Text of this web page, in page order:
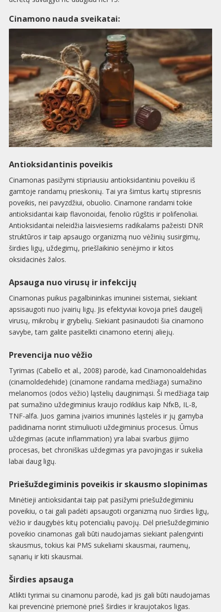
Cinamono nauda sveikatai:
Antioksidantinis poveikis
Cinamonas pasižymi stipriausiu antioksidantiniu poveikiu iš
gamtoje randamų prieskonių. Tai yra šimtus kartų stipresnis
poveikis, nei pavyzdžiui, obuolio. Cinamone randami tokie
antioksidantai kaip flavonoidai, fenolio rūgštis ir polifenoliai.
Antioksidantai neleidžia laisviesiems radikalams pažeisti DNR
struktūros ir taip apsaugo organizmą nuo vėžinių susirgimų,
širdies ligų, uždegimų, priešlaikinio senėjimo ir kitos
oksidacinės žalos.
Apsauga nuo virusų ir infekcijų
Cinamonas puikus pagalbininkas imuninei sistemai, siekiant
apsisaugoti nuo įvairių ligų. Jis efektyviai kovoja prieš daugelį
virusų, mikrobų ir grybelių. Siekiant pasinaudoti šia cinamono
savybe, tam galite pasitelkti cinamono eterinį aliejų.
Prevencija nuo vėžio
Tyrimas (Cabello et al., 2008) parodė, kad Cinamonoaldehidas
(cinamoldedehide) (cinamone randama medžiaga) sumažino
melanomos (odos vėžio) ląstelių dauginimąsi. Ši medžiaga taip
pat sumažino uždegiminius kraujo rodiklius kaip NfκB, IL-8,
TNF-alfa. Juos gamina įvairios imuninės ląstelės ir jų gamyba
padidinama norint stimuliuoti uždegiminius procesus. Ūmus
uždegimas (acute inflammation) yra labai svarbus gijimo
procesas, bet chroniškas uždegimas yra pavojingas ir sukelia
labai daug ligų.
Priešuždegiminis poveikis ir skausmo slopinimas
Minėtieji antioksidantai taip pat pasižymi priešuždegiminiu
poveikiu, o tai gali padėti apsaugoti organizmą nuo širdies ligų,
vėžio ir daugybės kitų potencialių pavojų. Dėl priešuždegiminio
poveikio cinamonas gali būti naudojamas siekiant palengvinti
skausmus, tokius kai PMS sukeliami skausmai, raumenų,
sąnarių ir kiti skausmai.
Širdies apsauga
Atlikti tyrimai su cinamonu parodė, kad jis gali būti naudojamas
kai prevencinė priemonė prieš širdies ir kraujotakos ligas.